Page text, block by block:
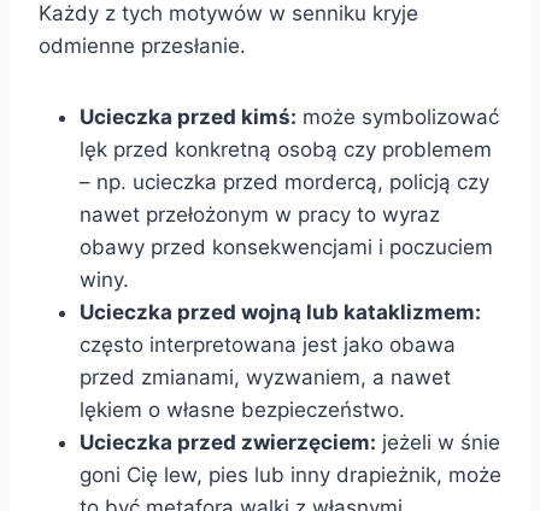
Każdy z tych motywów w senniku kryje
odmienne przesłanie.
Ucieczka przed kimś: może symbolizować
lęk przed konkretną osobą czy problemem
– np. ucieczka przed mordercą, policją czy
nawet przełożonym w pracy to wyraz
obawy przed konsekwencjami i poczuciem
winy.
Ucieczka przed wojną lub kataklizmem:
często interpretowana jest jako obawa
przed zmianami, wyzwaniem, a nawet
lękiem o własne bezpieczeństwo.
Ucieczka przed zwierzęciem: jeżeli w śnie
goni Cię lew, pies lub inny drapieżnik, może